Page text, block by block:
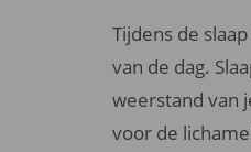
Tijdens de
van de dag.
weerstand van
voor de